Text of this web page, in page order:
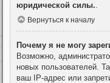
юридической силы..
Вернуться к началу
Почему я не могу
Возможно,
новых пользователей.
ваш IP-адрес или